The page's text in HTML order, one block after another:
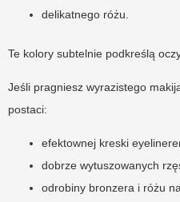
delikatnego różu.
Te kolory subtelnie podkreślą
Jeśli pragniesz wyrazistego
postaci:
efektownej kreski
dobrze wytuszowanych
odrobiny bronzera i różu